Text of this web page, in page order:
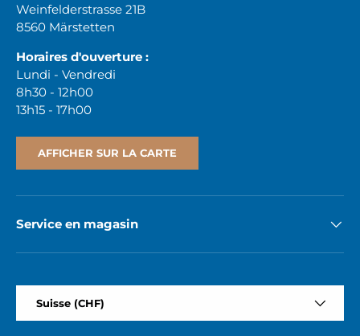
Weinfelderstrasse 21B
8560 Märstetten
Horaires d'ouverture :
Lundi - Vendredi
8h30 - 12h00
13h15 - 17h00
AFFICHER SUR LA CARTE
Service en magasin
Suisse (CHF)